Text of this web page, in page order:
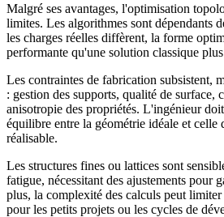
Malgré ses avantages, l'optimisation
limites. Les algorithmes sont dépendants
les charges réelles diffèrent, la forme
performante qu'une solution classique
Les contraintes de fabrication subsistent,
: gestion des supports, qualité de surface,
anisotropie des propriétés. L'ingénieur
équilibre entre la géométrie idéale et celle
réalisable.
Les structures fines ou lattices sont
fatigue, nécessitant des ajustements pour
plus, la complexité des calculs peut
pour les petits projets ou les cycles de